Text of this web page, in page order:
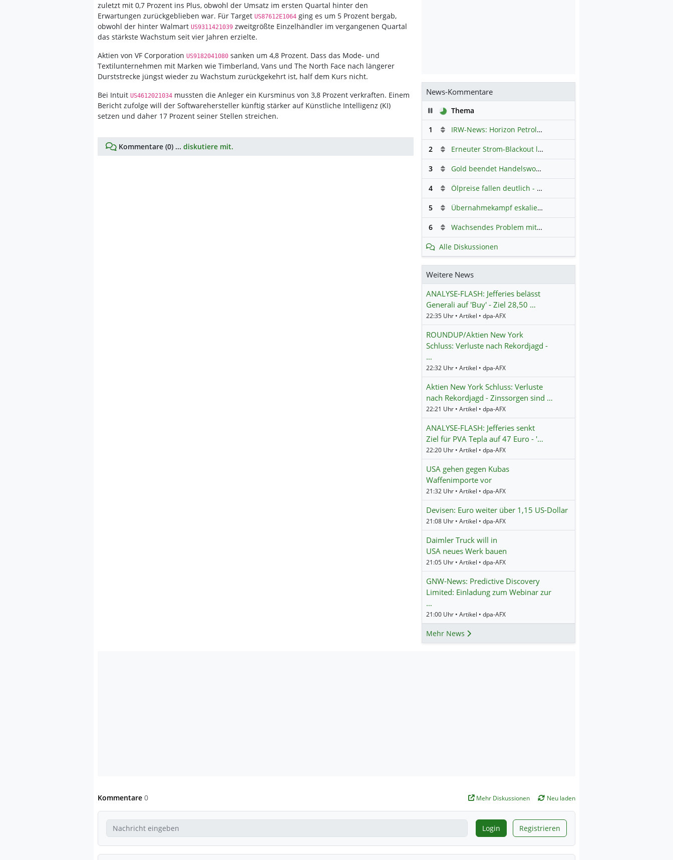
zuletzt mit 0,7 Prozent ins Plus, obwohl der Umsatz im ersten Quartal hinter den
Erwartungen zurückgeblieben war. Für Target US87612E1064 ging es um 5 Prozent bergab,
obwohl der hinter Walmart US9311421039 zweitgrößte Einzelhändler im vergangenen Quartal
das stärkste Wachstum seit vier Jahren erzielte.
Aktien von VF Corporation US9182041080 sanken um 4,8 Prozent. Dass das Mode- und
Textilunternehmen mit Marken wie Timberland, Vans und The North Face nach längerer
Durststrecke jüngst wieder zu Wachstum zurückgekehrt ist, half dem Kurs nicht.
Bei Intuit US4612021034 mussten die Anleger ein Kursminus von 3,8 Prozent verkraften. Einem
Bericht zufolge will der Softwarehersteller künftig stärker auf Künstliche Intelligenz (KI)
setzen und daher 17 Prozent seiner Stellen streichen.
Kommentare (0) ... diskutiere mit.
News-Kommentare
PauseThema
1
IRW-News: Horizon Petroleum Ltd. : Horizon Petroleum beginnt mit der Testförderung im Projekt Lachowice in Polen und schließt die Platzierung einer überzeichneten Wandelanleihe ab
2 Erneuter Strom-Blackout legt ganz Kuba lahm
3 Gold beendet Handelswoche mit Knall: Barrick Mining – Ist diese Aktie wieder ein Kauf?
4 Ölpreise fallen deutlich - Fortschritte zwischen USA und Iran belasten
5 Übernahmekampf eskaliert: Wird die Commerzbank italienisch?
6 Wachsendes Problem mit kriminellen Kunden im Online-Handel
Alle Diskussionen
Weitere News
ANALYSE-FLASH: Jefferies belässt
Generali auf 'Buy' - Ziel 28,50 …
22:35 Uhr • Artikel • dpa-AFX
ROUNDUP/Aktien New York
Schluss: Verluste nach Rekordjagd -
…
22:32 Uhr • Artikel • dpa-AFX
Aktien New York Schluss: Verluste
nach Rekordjagd - Zinssorgen sind …
22:21 Uhr • Artikel • dpa-AFX
ANALYSE-FLASH: Jefferies senkt
Ziel für PVA Tepla auf 47 Euro - '…
22:20 Uhr • Artikel • dpa-AFX
USA gehen gegen Kubas
Waffenimporte vor
21:32 Uhr • Artikel • dpa-AFX
Devisen: Euro weiter über 1,15 US-Dollar
21:08 Uhr • Artikel • dpa-AFX
Daimler Truck will in
USA neues Werk bauen
21:05 Uhr • Artikel • dpa-AFX
GNW-News: Predictive Discovery
Limited: Einladung zum Webinar zur
…
21:00 Uhr • Artikel • dpa-AFX
Mehr News
Kommentare 0 Mehr Diskussionen Neu laden
Login Registrieren